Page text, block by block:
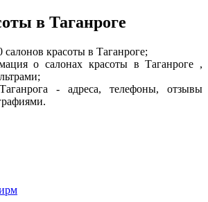
в Таганроге
красоты в Таганроге;
о салонах красоты в Таганроге ,
- адреса, телефоны, отзывы